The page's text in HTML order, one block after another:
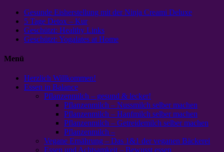
Gesunde Eisherstellung mit der Ninja Creami Deluxe
5 Tage Detox – Kur
Geschützt: Healthy Links
Geschützt: Yogalates at Home
Menü
Herzlich Willkommen!
Essen in Balance
Pflanzenmilch – gesund & lecker!
Pflanzenmilch – Nussmilch selber machen
Pflanzenmilch – Hanfmilch selber machen
Pflanzenmilch – Getreidemilch selber machen
Pflanzenmilch –
Vegane Ernährung – Das 1&1 der veganen Bäckerei
Essen und Achtsamkeit – Bewusst essen